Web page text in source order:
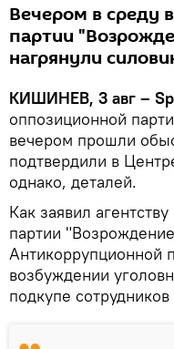
Вечером в среду
партии
нагрянули
КИШИНЕВ, 3 авг –
оппозиционной
вечером прошли
подтвердили в
однако, деталей.
Как заявил
партии
Антикоррупционной
возбуждении
подкупе